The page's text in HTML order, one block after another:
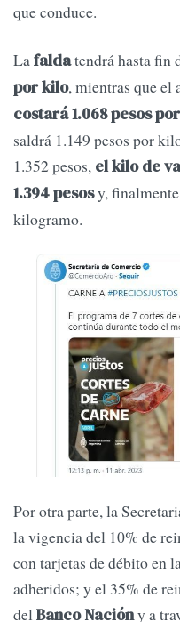
que conduce.
Lafaldatendrá hasta fin
por kilo, mientras que el
costará 1.068 pesos
saldrá 1.149 pesos por
1.352 pesos, el kilo de
1.394 pesosy,
kilogramo.
Por otra parte, la
la vigencia del 10% de
con tarjetas de débito en
adheridos; y el 35% de
delBanco Nacióny a